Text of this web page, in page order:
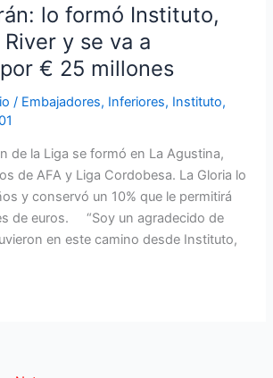
lo formó Instituto,
y se va a
€ 25 millones
/ Embajadores, Inferiores, Instituto,
de la Liga se formó en La Agustina,
de AFA y Liga Cordobesa. La Gloria lo
y conservó un 10% que le permitirá
de euros. “Soy un agradecido de
en este camino desde Instituto,